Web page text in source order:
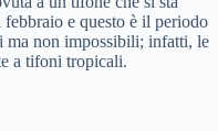
e questo è il periodo
ma non impossibili; infatti, le
a tifoni tropicali.